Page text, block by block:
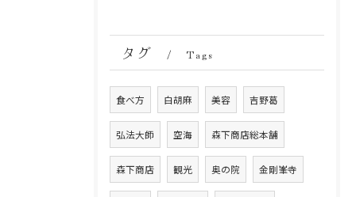
タグ Tags
食べ方 白胡麻 美容 吉野葛
弘法大師 空海 森下商店総本舗
森下商店 観光 奥の院 金剛峯寺